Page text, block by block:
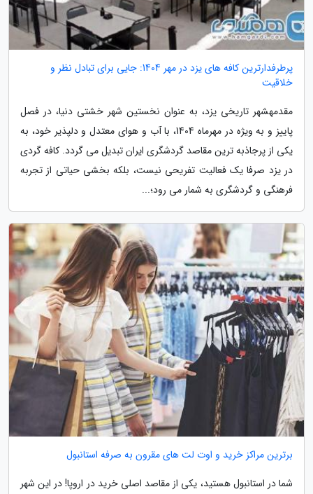
پرطرفدارترین کافه های یزد در مهر 1404: جایی برای تبادل نظر و
خلاقیت
مقدمهشهر تاریخی یزد، به عنوان نخستین شهر خشتی دنیا، در فصل
پاییز و به ویژه در مهرماه 1404، با آب و هوای معتدل و دلپذیر خود، به
یکی از پرجاذبه ترین مقاصد گردشگری ایران تبدیل می گردد. کافه گردی
در یزد صرفا یک فعالیت تفریحی نیست، بلکه بخشی حیاتی از تجربه
فرهنگی و گردشگری به شمار می رود؛...
برترین مراکز خرید و اوت لت های مقرون به صرفه استانبول
شما در استانبول هستید، یکی از مقاصد اصلی خرید در اروپا! در این شهر